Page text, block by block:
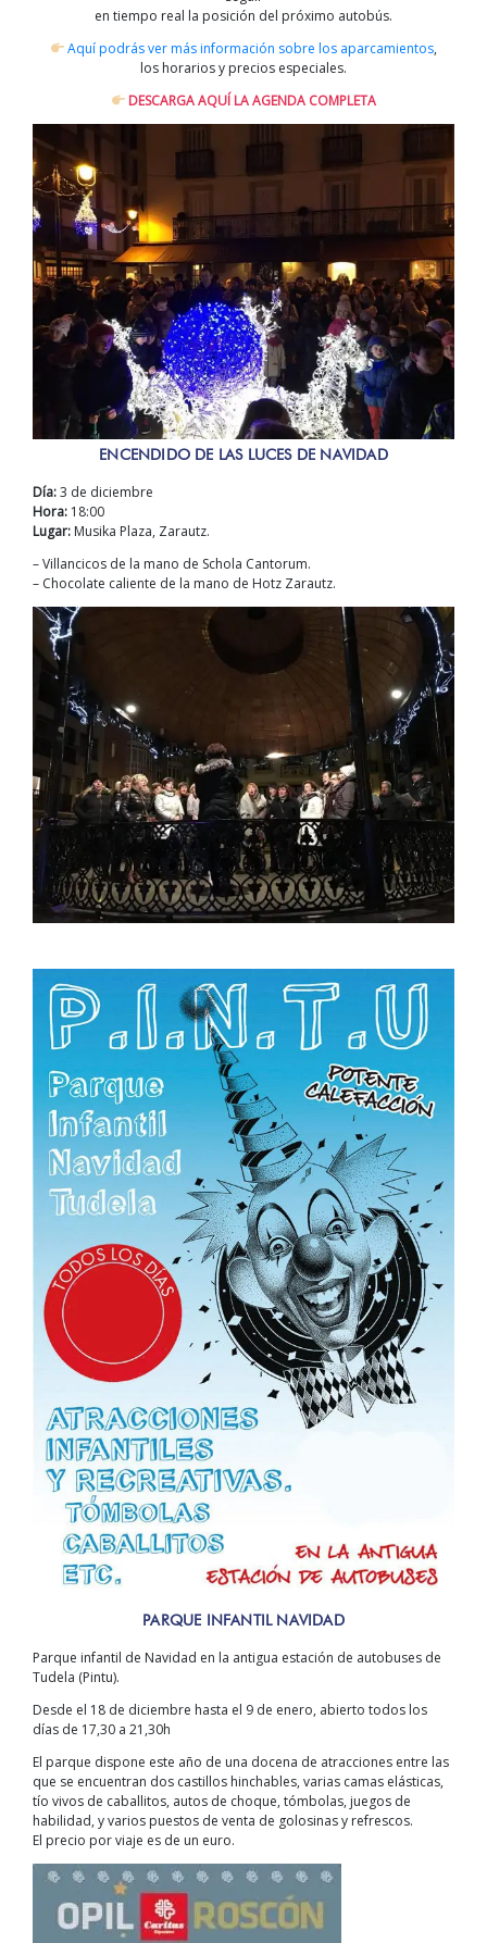
en tiempo real la posición del próximo autobús.
Aquí podrás ver más información sobre los aparcamientos,
los horarios y precios especiales.
DESCARGA AQUÍ LA AGENDA COMPLETA
ENCENDIDO DE LAS LUCES DE NAVIDAD
Día:3 de diciembre
Hora: 18:00
Lugar: Musika Plaza, Zarautz.
– Villancicos de la mano de Schola Cantorum.
– Chocolate caliente de la mano de Hotz Zarautz.
PARQUE INFANTIL NAVIDAD
Parque infantil de Navidad en la antigua estación de autobuses de
Tudela (Pintu).
Desde el 18 de diciembre hasta el 9 de enero, abierto todos los
días de 17,30 a 21,30h
El parque dispone este año de una docena de atracciones entre las
que se encuentran dos castillos hinchables, varias camas elásticas,
tío vivos de caballitos, autos de choque, tómbolas, juegos de
habilidad, y varios puestos de venta de golosinas y refrescos.
El precio por viaje es de un euro.